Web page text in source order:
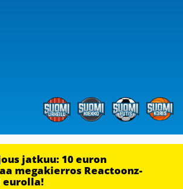
jatkuu: 10 euron
megakierros Reactoonz-
eurolla!